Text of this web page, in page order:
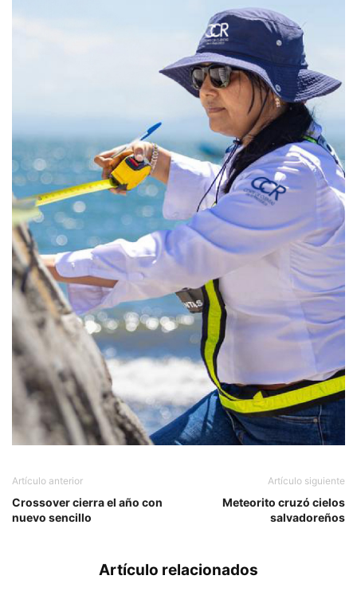
Artículo anterior
Crossover cierra el año con
nuevo sencillo
Artículo siguiente
Meteorito cruzó cielos
salvadoreños
Artículo relacionados